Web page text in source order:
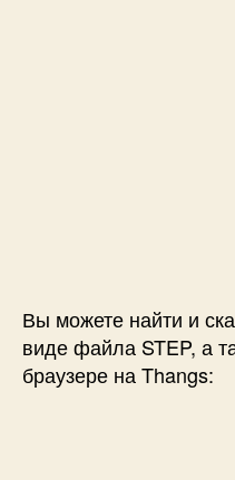
Вы можете найти и
виде файла STEP, а
браузере на Thangs: